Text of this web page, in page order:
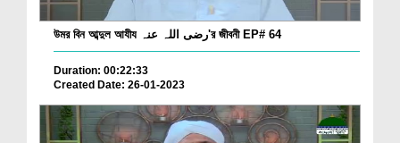
উমর বিন আব্দুল আযীয رضی اللہ عنہ'র জীবনী EP# 64
Duration: 00:22:33
Created Date: 26-01-2023